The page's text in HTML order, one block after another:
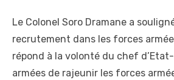
Le Colonel Soro Dramane a
recrutement dans les forces
répond à la volonté du chef
armées de rajeunir les forces